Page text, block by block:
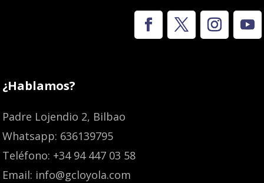
¿Hablamos?
Padre Lojendio 2, Bilbao
Whatsapp: 636139795
Teléfono: +34 94 447 03 58
Email: info@gcloyola.com